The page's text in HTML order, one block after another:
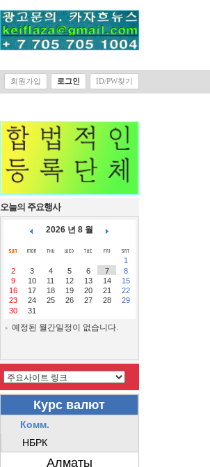
회원가입 로그인 ID/PW찾기
오늘의 주요행사
2026 년 8 월
1
2
3 4 5 6 7
8
9
10 11 12 13 14
15
16
17 18 19 20 21
22
23
24 25 26 27 28
29
30
31
예정된 월간일정이 없습니다.